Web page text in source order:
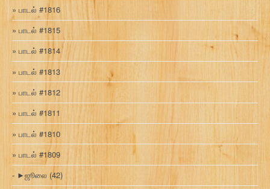
பாடல் #1816
பாடல் #1815
பாடல் #1814
பாடல் #1813
பாடல் #1812
பாடல் #1811
பாடல் #1810
பாடல் #1809
►ஜூலை (42)